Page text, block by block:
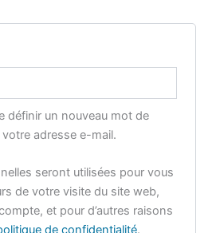
définir un nouveau mot de
adresse e-mail.
seront utilisées pour vous
de votre visite du site web,
et pour d’autres raisons
de confidentialité.